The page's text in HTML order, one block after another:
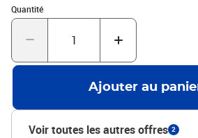
pour plus d'intimité ou pour créer une pièce
supplémentaire.Couleur : blanc
massif avec finition à l'huile,
cadre en bois : 2,5 cmProduit convient à
extérieurL'assemblage est requis
Quantité
Quantité : 1
Ajouter au
Voir toutes les autres offres 2